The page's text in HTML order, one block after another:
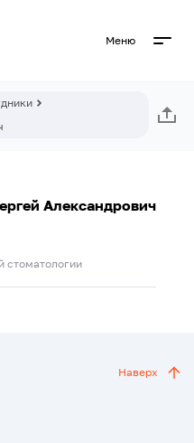
Меню
Александрович
стоматологии
Наверх